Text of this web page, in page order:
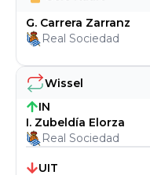
Wissel
IN
I. Zubeldía Elorza
Real Sociedad
UIT
G. Carrera Zarranz
Real Sociedad